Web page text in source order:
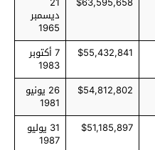
ديسمبر
1965
$55,432,841 7 أكتوبر
1983
$54,812,802 26 يونيو
1981
$51,185,897 31 يوليو
1987